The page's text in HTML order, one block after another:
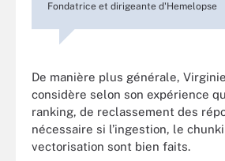
Fondatrice et dirigeante d'Hemelopse
De manière plus générale,
considère selon son expérience
ranking, de reclassement des
nécessaire si l’ingestion, le
vectorisation sont bien faits.